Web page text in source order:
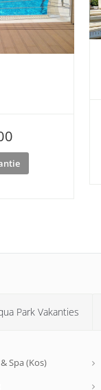
Park Vakanties
Spa (Kos)